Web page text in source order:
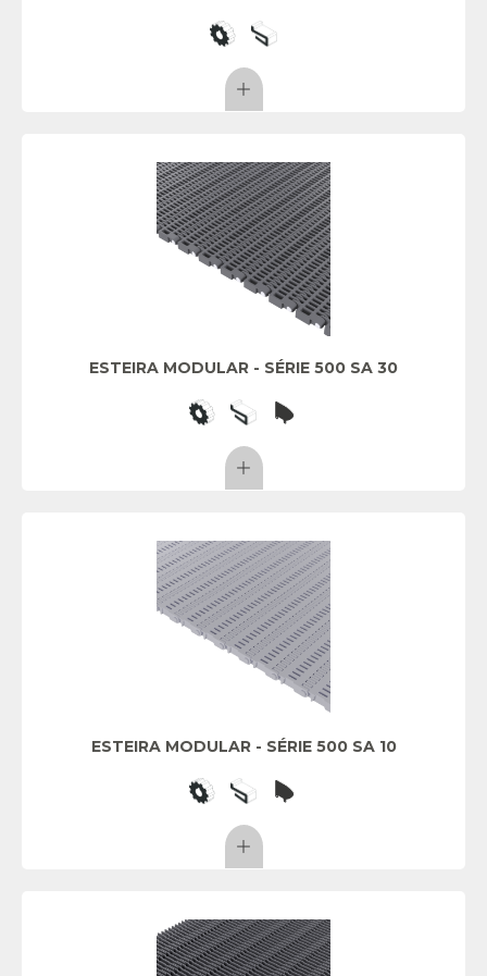
ESTEIRA MODULAR - SÉRIE 500 SA 30
ESTEIRA MODULAR - SÉRIE 500 SA 10